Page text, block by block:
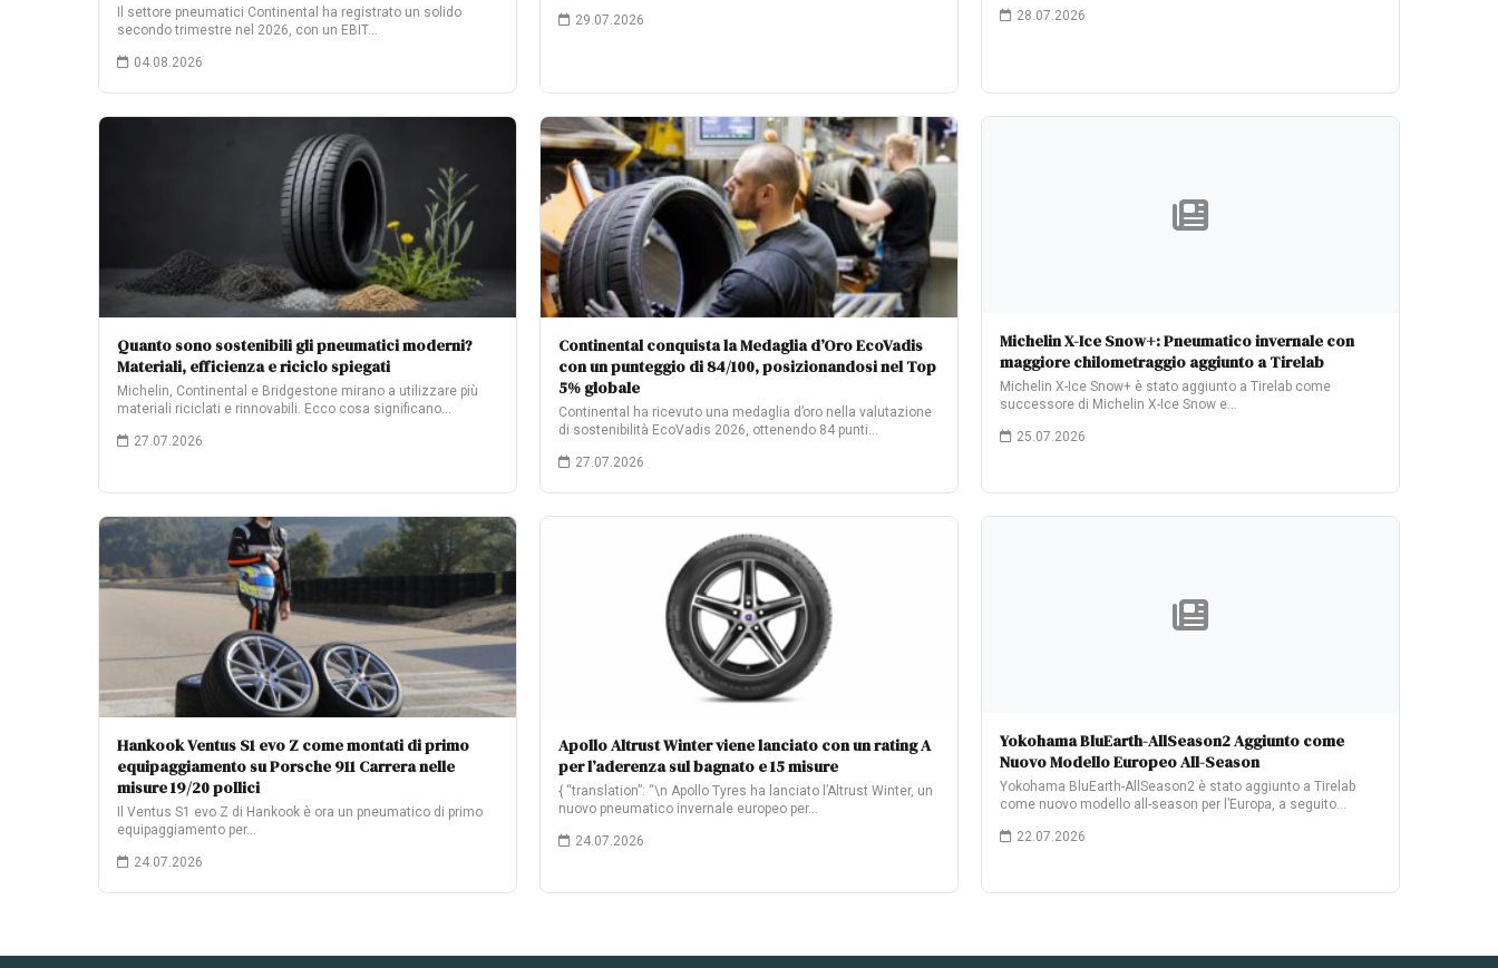
Il settore pneumatici Continental ha registrato un solido
secondo trimestre nel 2026, con un EBIT…
04.08.2026
29.07.2026 28.07.2026
Quanto sono sostenibili gli pneumatici moderni?
Materiali, efficienza e riciclo spiegati
Michelin, Continental e Bridgestone mirano a utilizzare più
materiali riciclati e rinnovabili. Ecco cosa significano…
27.07.2026
Continental conquista la Medaglia d’Oro EcoVadis
con un punteggio di 84/100, posizionandosi nel Top
5% globale
Continental ha ricevuto una medaglia d’oro nella valutazione
di sostenibilità EcoVadis 2026, ottenendo 84 punti…
27.07.2026
Michelin X-Ice Snow+: Pneumatico invernale con
maggiore chilometraggio aggiunto a Tirelab
Michelin X-Ice Snow+ è stato aggiunto a Tirelab come
successore di Michelin X-Ice Snow e…
25.07.2026
Hankook Ventus S1 evo Z come montati di primo
equipaggiamento su Porsche 911 Carrera nelle
misure 19/20 pollici
Il Ventus S1 evo Z di Hankook è ora un pneumatico di primo
equipaggiamento per…
24.07.2026
Apollo Altrust Winter viene lanciato con un rating A
per l’aderenza sul bagnato e 15 misure
{ “translation”: “\n Apollo Tyres ha lanciato l’Altrust Winter, un
nuovo pneumatico invernale europeo per…
24.07.2026
Yokohama BluEarth-AllSeason2 Aggiunto come
Nuovo Modello Europeo All-Season
Yokohama BluEarth-AllSeason2 è stato aggiunto a Tirelab
come nuovo modello all-season per l’Europa, a seguito…
22.07.2026